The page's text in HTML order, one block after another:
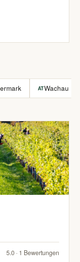
ATWachau
5.0 · 1 Bewertungen